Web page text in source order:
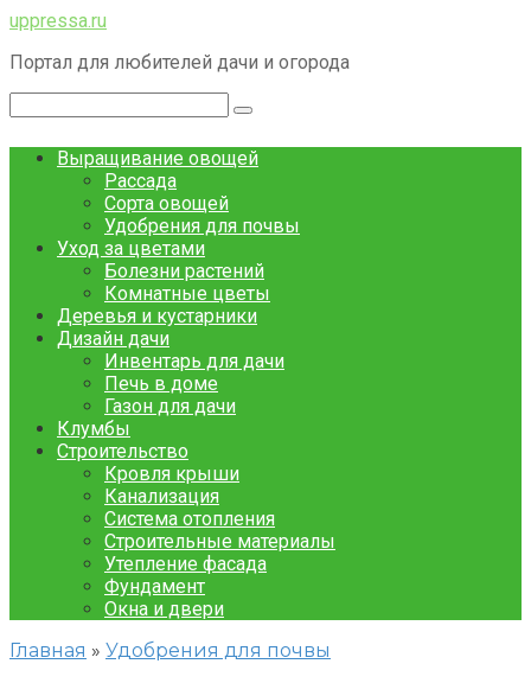
Перейти
контенту
uppressa.ru
Портал для любителей дачи и огорода
Выращивание овощей
Рассада
Сорта овощей
Удобрения для почвы
Уход за цветами
Болезни растений
Комнатные цветы
Деревья и кустарники
Дизайн дачи
Инвентарь для дачи
Печь в доме
Газон для дачи
Клумбы
Строительство
Кровля крыши
Канализация
Система отопления
Строительные материалы
Утепление фасада
Фундамент
Окна и двери
Главная » Удобрения для почвы